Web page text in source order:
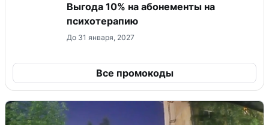
Выгода 10% на абонементы на
психотерапию
До 31 января, 2027
Все промокоды